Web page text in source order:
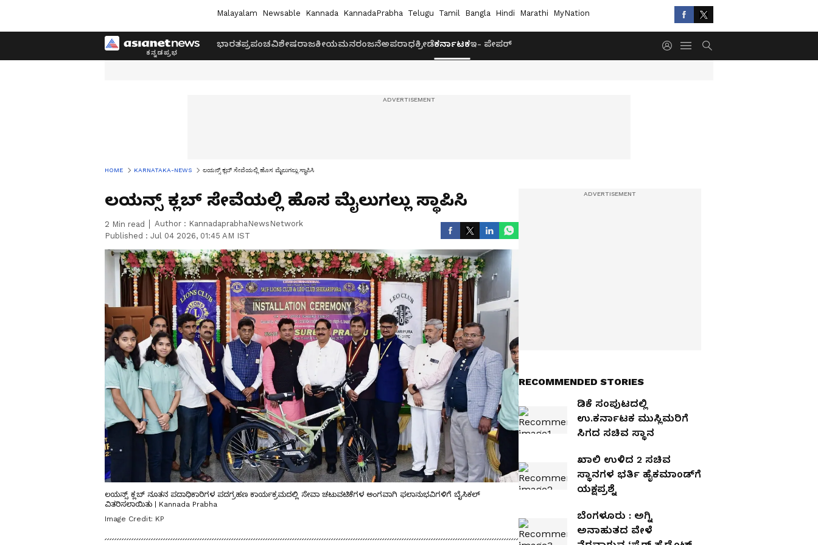
Malayalam Newsable Kannada KannadaPrabha Telugu Tamil Bangla Hindi Marathi MyNation
ಭಾರತಪ್ರಪಂಚವಿಶೇಷರಾಜಕೀಯಮನರಂಜನೆಅಪರಾಧಕ್ರೀಡೆಕರ್ನಾಟಕಇ- ಪೇಪರ್
HOME KARNATAKA-NEWS ಲಯನ್ಸ್‌ ಕ್ಲಬ್‌ ಸೇವೆಯಲ್ಲಿ ಹೊಸ ಮೈಲುಗಲ್ಲು ಸ್ಥಾಪಿಸಿ
ಲಯನ್ಸ್‌ ಕ್ಲಬ್‌ ಸೇವೆಯಲ್ಲಿ ಹೊಸ ಮೈಲುಗಲ್ಲು ಸ್ಥಾಪಿಸಿ
2 Min read Author : KannadaprabhaNewsNetwork
Published : Jul 04 2026, 01:45 AM IST
ಲಯನ್ಸ್‌ ಕ್ಲಬ್‌ ನೂತನ ಪದಾಧಿಕಾರಿಗಳ ಪದಗ್ರಹಣ ಕಾರ್ಯಕ್ರಮದಲ್ಲಿ ಸೇವಾ ಚಟುವಟಿಕೆಗಳ ಅಂಗವಾಗಿ ಫಲಾನುಭವಿಗಳಿಗೆ ಬೈಸಿಕಲ್
ವಿತರಿಸಲಾಯಿತು | Kannada Prabha
Image Credit: KP
RECOMMENDED STORIES
ಡಿಕೆ ಸಂಪುಟದಲ್ಲಿ
ಉ.ಕರ್ನಾಟಕ ಮುಸ್ಲಿಮರಿಗೆ
ಸಿಗದ ಸಚಿವ ಸ್ಥಾನ
ಖಾಲಿ ಉಳಿದ 2 ಸಚಿವ
ಸ್ಥಾನಗಳ ಭರ್ತಿ ಹೈಕಮಾಂಡ್‌ಗೆ
ಯಕ್ಷಪ್ರಶ್ನೆ
ಬೆಂಗಳೂರು : ಅಗ್ನಿ
ಅನಾಹುತದ ವೇಳೆ